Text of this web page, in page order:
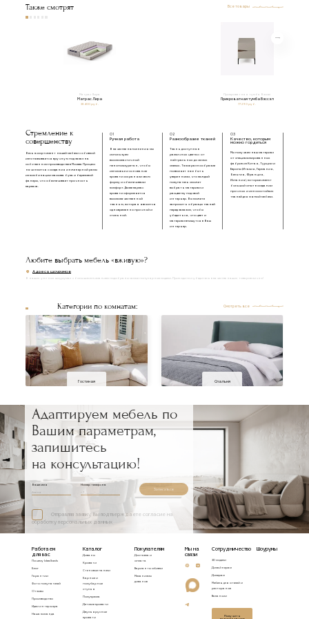
Также смотрят Все товары
Матрас Лира
Матрас Лира
38 400 руб.
Прикроватная тумба Вэссэл
Прикроватная тумба Вэссэл
77 290 руб.
Стремление к
совершенству
Весь ассортимент нашей мебели с обивкой
изготавливается вручную под заказ на
собственном производстве в Москве. Процесс
начинается с создания инженерной рамы
из комбинации массива бука и березовой
фанеры, что обеспечивает прочность
каркаса.
01
Ручная работа
В качестве наполнения мы
используем
высокоэластичный
пенополиуретан, чтобы
изголовье и основание
кровати сохраняли свою
форму и обеспечивали
комфорт. Далее каркас
кровати оформляется
высококачественной
тканью, которая является
одновременно прочной и
стильной.
02
Разнообразие тканей
Ткань доступна в
различных цветах: от
нейтральных до самых
смелых. Такое разнообразие
позволяет нам быть
уверенными, что каждый
покупатель сможет
выбрать материал и
расцветку под свой
интерьер. Вы можете
запросить образцы тканей
перед заказом, чтобы
убедиться, что цвет и
материал впишутся в Ваш
интерьер.
03
Качество, которым
можно гордиться
Мы получаем наш материал
от специализированных
фабрик из Китая, Турции и
Европы (Италия, Германия,
Бельгия, Франция,
Испания), которые имеют
большой опыт в создании
прочных и износостойких
тканей для мягкой мебели.
Любите выбрать мебель «вживую»?
Адреса шоурумов
Категории по комнатам: Смотреть все
Гостиная Спальня
Адаптируем мебель по
Вашим параметрам,
запишитесь
на консультацию!
Ваше имя Номер телефона
Записаться
Отправляя заявку, Вы подтверждаете согласие на
обработку персональных данных
Работаем
для вас
Почему Idealbeds
Блог
Гарантии
Фото покупателей
Отзывы
Производство
Идеи интерьера
Наша команда
Каталог
Диваны
Кровати
Стеновые панели
Барные и
полубарные
стулья
Полукресла
Детские кровати
Двухъярусные
кровати
Покупателям
Доставка и
оплата
Варианты обивки
Механизмы
диванов
Мы на
связи
Сотрудничество
3D модели
Дизайнерам
Дилерам
Мебель для отелей и
ресторанов
Вакансии
Получить
Шоурумы